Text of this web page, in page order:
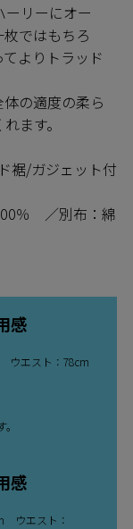
リーにオー
ではもちろ
よりトラッド
の適度の柔ら
ます。
裾/ガジェット付
％ ／別布：綿
感
ウエスト：78cm
感
ウエスト：